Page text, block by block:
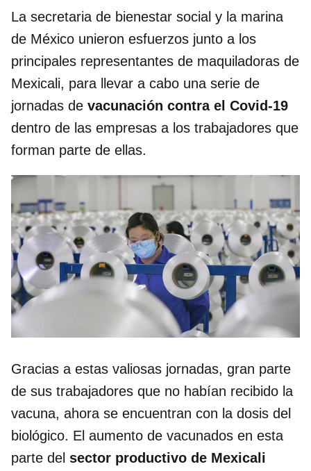
La secretaria de bienestar social y la marina
de México unieron esfuerzos junto a los
principales representantes de maquiladoras de
Mexicali, para llevar a cabo una serie de
jornadas de vacunación contra el Covid-19
dentro de las empresas a los trabajadores que
forman parte de ellas.
Gracias a estas valiosas jornadas, gran parte
de sus trabajadores que no habían recibido la
vacuna, ahora se encuentran con la dosis del
biológico. El aumento de vacunados en esta
parte del sector productivo de Mexicali